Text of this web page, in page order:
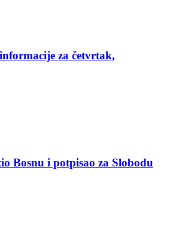
za četvrtak,
Bosnu i potpisao za Slobodu